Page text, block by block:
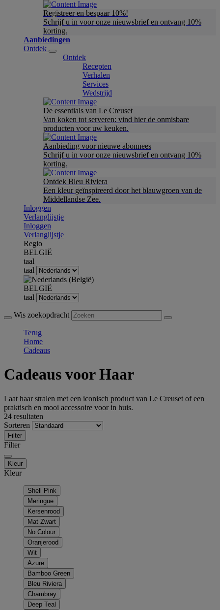
Registreer en bespaar 10%!
Schrijf u in voor onze nieuwsbrief en ontvang 10%
korting.
Aanbiedingen
Ontdek
Ontdek
Recepten
Verhalen
Services
Wedstrijd
De essentials van Le Creuset
Van koken tot serveren: vind hier de onmisbare
producten voor uw keuken.
Aanbieding voor nieuwe abonnees
Schrijf u in voor onze nieuwsbrief en ontvang 10%
korting.
Ontdek Bleu Riviera
Een kleur geïnspireerd door het blauwgroen van de
Middellandse Zee.
Inloggen
Verlanglijstje
Inloggen
Verlanglijstje
Regio
BELGIË
taal
taal
BELGIË
taal
Wis zoekopdracht
Terug
Home
Cadeaus
Cadeaus voor Haar
Laat haar stralen met een iconisch product van Le Creuset of een
praktisch en mooi accessoire voor in huis.
24 resultaten
Sorteren
Filter
Filter
Kleur
Kleur
Shell Pink
Meringue
Kersenrood
Mat Zwart
No Colour
Oranjerood
Wit
Azure
Bamboo Green
Bleu Riviera
Chambray
Deep Teal